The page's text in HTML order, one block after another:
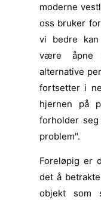
moderne
oss bruker
vi bedre
være åpne
alternative
fortsetter i
hjernen på
forholder
problem".
Foreløpig er
det å
objekt som